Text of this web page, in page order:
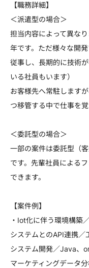
【職務詳細】
＜派遣型の場合＞
担当内容によって異な
年です。ただ様々な開
従事し、長期的に技術
いる社員もいます）
お客様先へ常駐します
つ移管する中で仕事を覚
＜委託型の場合＞
一部の案件は委託型（
です。先輩社員による
できます。
【案件例】
・Iot化に伴う環境構築
システムとのAPI連携
システム開発／Java、
マーケティングデータ